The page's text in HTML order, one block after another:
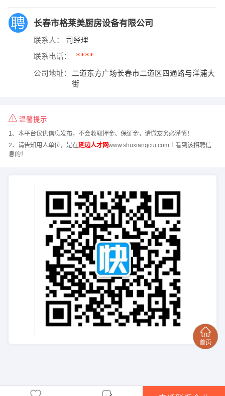
长春市格莱美厨房设备有限公司
联系人： 司经理
联系电话： ****
公司地址：
二道东方广场长春市二道区四通路与洋浦大
街
温馨提示
1、本平台仅供信息发布，不会收取押金、保证金，请微友务必谨慎！
2、请告知用人单位，是在延边人才网www.shuxiangcui.com上看到该招聘信
息的！